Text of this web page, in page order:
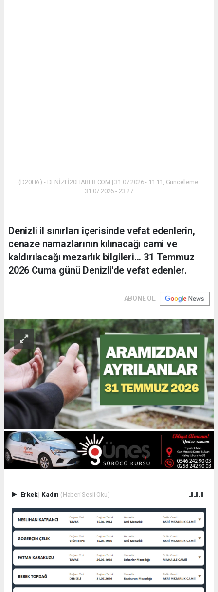
(D20HA) - DENİZLİ20HABER.COM | 31.07.2026 - 11:11, Güncelleme:
31.07.2026 - 23:27
Denizli il sınırları içerisinde vefat edenlerin,
cenaze namazlarının kılınacağı cami ve
kaldırılacağı mezarlık bilgileri... 31 Temmuz
2026 Cuma günü Denizli'de vefat edenler.
ABONE OL
Erkek| Kadın (Haberi Sesli Oku)